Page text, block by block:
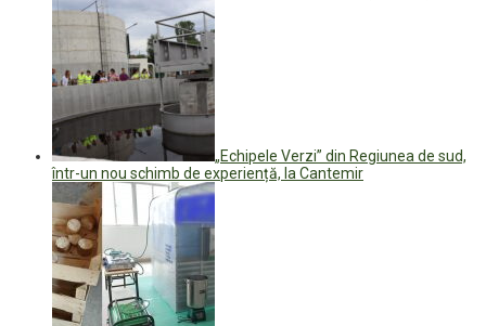
„Echipele Verzi” din Regiunea de sud,
într-un nou schimb de experiență, la Cantemir